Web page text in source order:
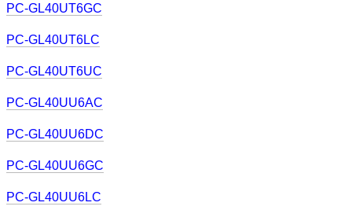
PC-GL40UT6GC
PC-GL40UT6LC
PC-GL40UT6UC
PC-GL40UU6AC
PC-GL40UU6DC
PC-GL40UU6GC
PC-GL40UU6LC